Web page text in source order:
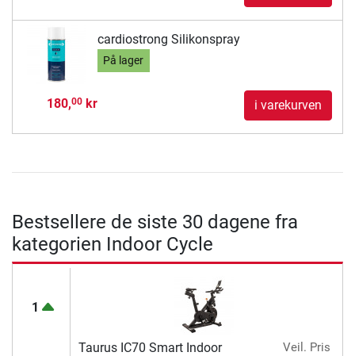
cardiostrong Silikonspray
På lager
180,00kr i varekurven
Bestsellere de siste 30 dagene fra
kategorien Indoor Cycle
1
Taurus IC70 Smart Indoor
Veil. Pris